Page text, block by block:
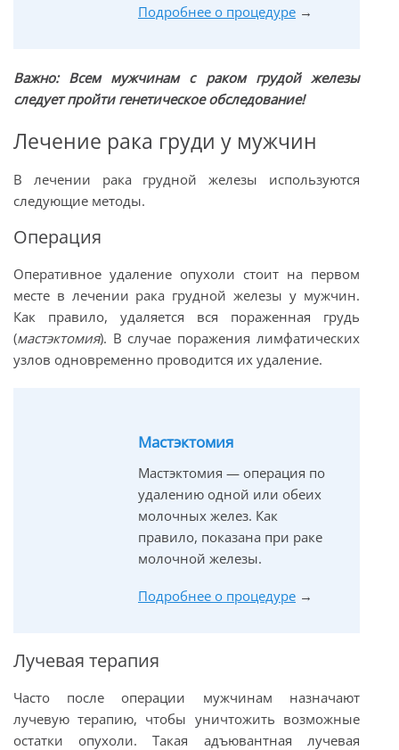
Подробнее о процедуре →
Важно: Всем мужчинам с раком грудой железы
следует пройти генетическое обследование!
Лечение рака груди у мужчин
В лечении рака грудной железы используются
следующие методы.
Операция
Оперативное удаление опухоли стоит на первом
месте в лечении рака грудной железы у мужчин.
Как правило, удаляется вся пораженная грудь
(мастэктомия). В случае поражения лимфатических
узлов одновременно проводится их удаление.
Мастэктомия
Мастэктомия — операция по
удалению одной или обеих
молочных желез. Как
правило, показана при раке
молочной железы.
Подробнее о процедуре →
Лучевая терапия
Часто после операции мужчинам назначают
лучевую терапию, чтобы уничтожить возможные
остатки опухоли. Такая адъювантная лучевая